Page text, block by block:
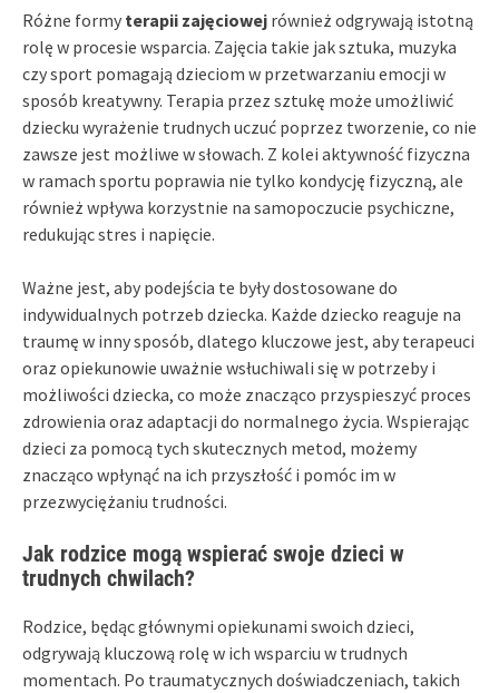
Różne formy terapii zajęciowej również odgrywają istotną
rolę w procesie wsparcia. Zajęcia takie jak sztuka, muzyka
czy sport pomagają dzieciom w przetwarzaniu emocji w
sposób kreatywny. Terapia przez sztukę może umożliwić
dziecku wyrażenie trudnych uczuć poprzez tworzenie, co nie
zawsze jest możliwe w słowach. Z kolei aktywność fizyczna
w ramach sportu poprawia nie tylko kondycję fizyczną, ale
również wpływa korzystnie na samopoczucie psychiczne,
redukując stres i napięcie.
Ważne jest, aby podejścia te były dostosowane do
indywidualnych potrzeb dziecka. Każde dziecko reaguje na
traumę w inny sposób, dlatego kluczowe jest, aby terapeuci
oraz opiekunowie uważnie wsłuchiwali się w potrzeby i
możliwości dziecka, co może znacząco przyspieszyć proces
zdrowienia oraz adaptacji do normalnego życia. Wspierając
dzieci za pomocą tych skutecznych metod, możemy
znacząco wpłynąć na ich przyszłość i pomóc im w
przezwyciężaniu trudności.
Jak rodzice mogą wspierać swoje dzieci w
trudnych chwilach?
Rodzice, będąc głównymi opiekunami swoich dzieci,
odgrywają kluczową rolę w ich wsparciu w trudnych
momentach. Po traumatycznych doświadczeniach, takich